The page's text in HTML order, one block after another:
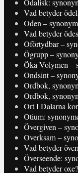
Odalisk:
Vad betyder
Oden –
Vad betyder
Oförtydbar –
Ögrupp –
Öka Volymen –
Ondsint –
Ordbok,
Ordbok,
Ort I Dalarna
Otium:
Övergiven –
Overksam –
Vad betyder
Överseende:
Vad betyder